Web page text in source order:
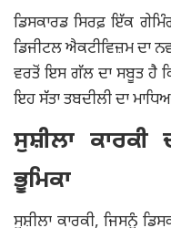
ਡਿਸਕਾਰਡ ਸਿਰਫ਼ ਇੱਕ
ਡਿਜੀਟਲ ਐਕਟੀਵਿਜ਼ਮ ਦਾ
ਵਰਤੋਂ ਇਸ ਗੱਲ ਦਾ ਸਬੂਤ ਹੈ
ਇਹ ਸੱਤਾ ਤਬਦੀਲੀ ਦਾ
ਸੁਸ਼ੀਲਾ ਕਾਰਕੀ
ਭੂਮਿਕਾ
ਸੁਸ਼ੀਲਾ ਕਾਰਕੀ, ਜਿਸਨੂੰ